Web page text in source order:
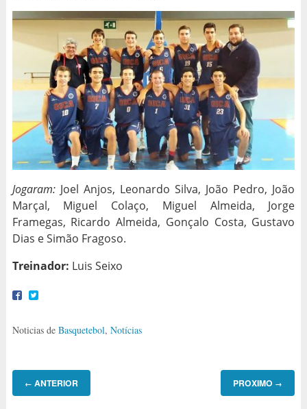
Jogaram:Joel Anjos, Leonardo Silva, João Pedro, João
Marçal, Miguel Colaço, Miguel Almeida, Jorge
Framegas, Ricardo Almeida, Gonçalo Costa, Gustavo
Dias e Simão Fragoso.
Treinador: Luis Seixo
Noticias de Basquetebol, Notícias
← ANTERIOR PROXIMO →